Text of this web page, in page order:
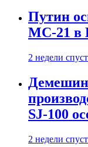
Путин
МС-21 в
2 недели
Демешин
SJ-100
2 недели